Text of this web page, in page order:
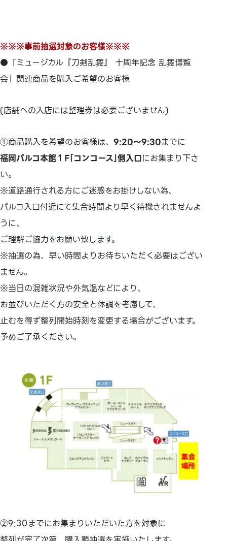
※※※事前抽選対象のお客様※※※
●「ミュージカル『刀剣乱舞』 十周年記念 乱舞博覧
会」関連商品を購入ご希望のお客様
(店舗への入店には整理券は必要ございません)
①商品購入を希望のお客様は、 9:20～9:30までに
福岡パルコ本館１F｢コンコース｣側入口にお集まり下さ
い。
※道路通行される方にご迷惑をお掛けしない為、
パルコ入口付近にて集合時間より早く待機されませんよ
うに、
ご理解ご協力をお願い致します。
※抽選の為、早い時間よりお待ちいただく必要はござい
ません。
※当日の混雑状況や外気温などにより、
お並びいただく方の安全と体調を考慮して、
止むを得ず整列開始時刻を変更する場合がございます。
予めご了承ください。
②9:30までにお集まりいただいた方を対象に